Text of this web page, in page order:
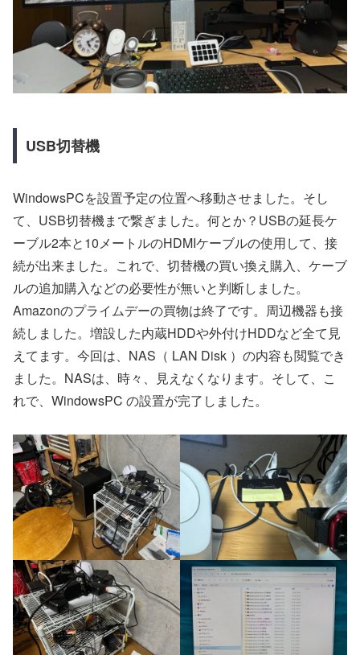
USB切替機
WindowsPCを設置予定の位置へ移動させました。そし
て、USB切替機まで繋ぎました。何とか？USBの延長ケ
ーブル2本と10メートルのHDMIケーブルの使用して、接
続が出来ました。これで、切替機の買い換え購入、ケーブ
ルの追加購入などの必要性が無いと判断しました。
Amazonのプライムデーの買物は終了です。周辺機器も接
続しました。増設した内蔵HDDや外付けHDDなど全て見
えてます。今回は、NAS（ LAN Disk ）の内容も閲覧でき
ました。NASは、時々、見えなくなります。そして、こ
れで、WindowsPC の設置が完了しました。